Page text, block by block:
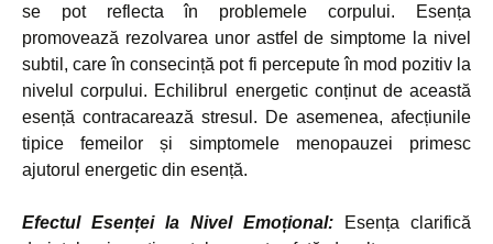
se pot reflecta în problemele corpului. Esența
promovează rezolvarea unor astfel de simptome la nivel
subtil, care în consecință pot fi percepute în mod pozitiv la
nivelul corpului. Echilibrul energetic conținut de această
esență contracarează stresul. De asemenea, afecțiunile
tipice femeilor și simptomele menopauzei primesc
ajutorul energetic din esență.
Efectul Esenței la Nivel Emoțional:
Esența clarifică